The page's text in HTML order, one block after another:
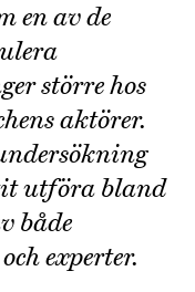
en av de
större hos
aktörer.
utföra bland
både
experter.